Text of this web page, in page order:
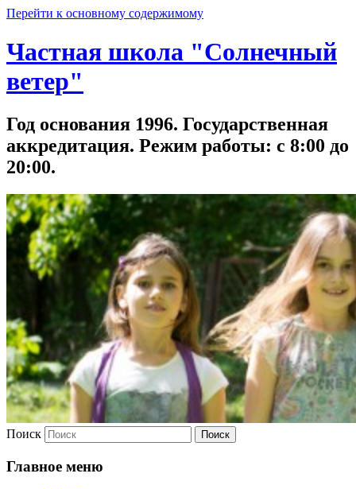
Перейти к основному содержимому
Частная школа "Солнечный
ветер"
Год основания 1996. Государственная
аккредитация. Режим работы: с 8:00 до
20:00.
Поиск
Главное меню